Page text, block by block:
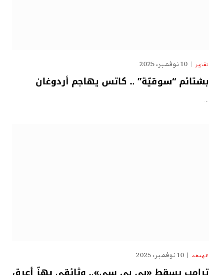
تقارير 10 نوفمبر، 2025
بشتائم “سوقيّة” .. كاتس يهاجم أردوغان
…
الهدهد 10 نوفمبر، 2025